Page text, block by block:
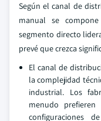
Según el canal de
manual se
segmento directo
prevé que crezca
El canal de
la complejidad
industrial. Los
menudo
configuraciones